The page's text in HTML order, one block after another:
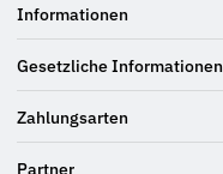
Informationen
Gesetzliche Informationen
Zahlungsarten
Partner